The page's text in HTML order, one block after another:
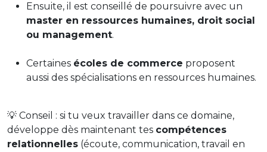
Ensuite, il est conseillé de poursuivre avec un
master en ressources humaines, droit social
ou management.
Certaines écoles de commerce proposent
aussi des spécialisations en ressources humaines.
💡 Conseil : si tu veux travailler dans ce domaine,
développe dès maintenant tes compétences
relationnelles (écoute, communication, travail en